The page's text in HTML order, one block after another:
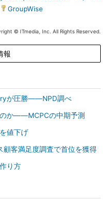
GroupWise
© ITmedia, Inc. All Rights Reserved.
報
が圧勝――NPD調べ
か――MCPCの中期予測
値下げ
顧客満足度調査で首位を獲得
り方